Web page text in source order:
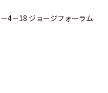
4－18 ジョージフォーラム